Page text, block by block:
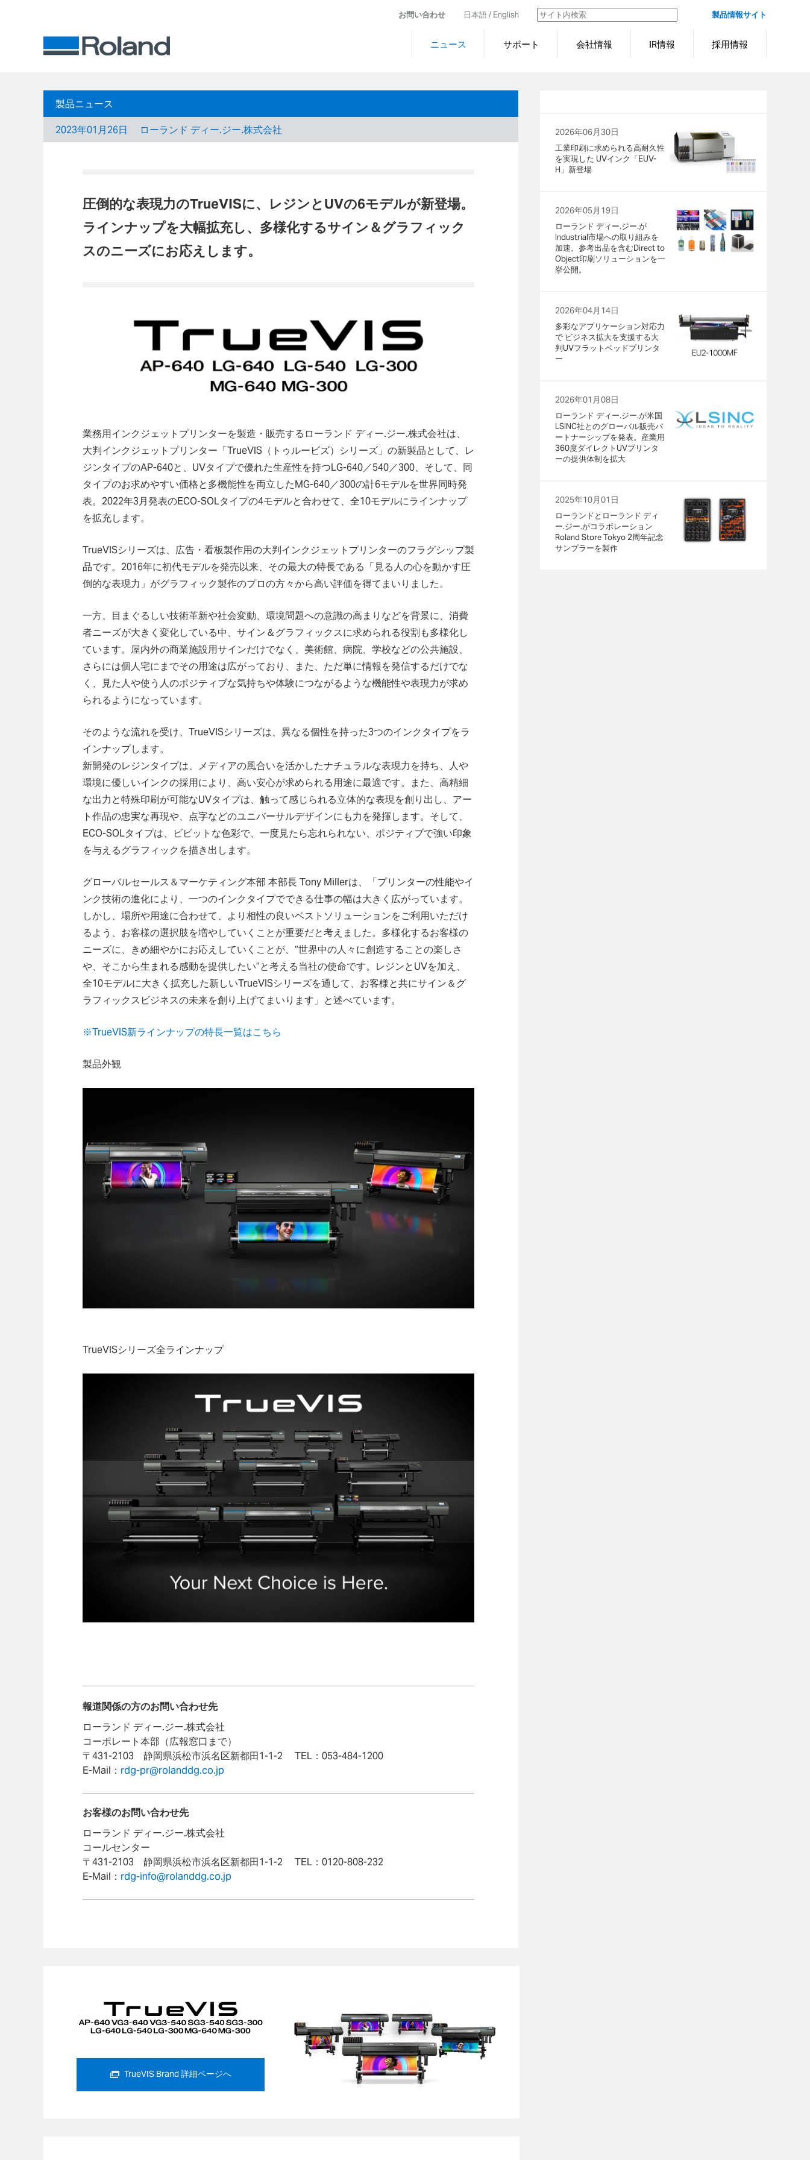
お問い合わせ 日本語 / English 製品情報サイト
ニュース サポート 会社情報 IR情報 採用情報
製品ニュース
2023年01月26日 ローランド ディー.ジー.株式会社
圧倒的な表現力のTrueVISに、レジンとUVの6モデルが新登場。
ラインナップを大幅拡充し、多様化するサイン＆グラフィック
スのニーズにお応えします。
業務用インクジェットプリンターを製造・販売するローランド ディー.ジー.株式会社は、
大判インクジェットプリンター「TrueVIS（トゥルービズ）シリーズ」の新製品として、レ
ジンタイプのAP-640と、UVタイプで優れた生産性を持つLG-640／540／300、そして、同
タイプのお求めやすい価格と多機能性を両立したMG-640／300の計6モデルを世界同時発
表。2022年3月発表のECO-SOLタイプの4モデルと合わせて、全10モデルにラインナップ
を拡充します。
TrueVISシリーズは、広告・看板製作用の大判インクジェットプリンターのフラグシップ製
品です。2016年に初代モデルを発売以来、その最大の特長である「見る人の心を動かす圧
倒的な表現力」がグラフィック製作のプロの方々から高い評価を得てまいりました。
一方、目まぐるしい技術革新や社会変動、環境問題への意識の高まりなどを背景に、消費
者ニーズが大きく変化している中、サイン＆グラフィックスに求められる役割も多様化し
ています。屋内外の商業施設用サインだけでなく、美術館、病院、学校などの公共施設、
さらには個人宅にまでその用途は広がっており、また、ただ単に情報を発信するだけでな
く、見た人や使う人のポジティブな気持ちや体験につながるような機能性や表現力が求め
られるようになっています。
そのような流れを受け、TrueVISシリーズは、異なる個性を持った3つのインクタイプをラ
インナップします。
新開発のレジンタイプは、メディアの風合いを活かしたナチュラルな表現力を持ち、人や
環境に優しいインクの採用により、高い安心が求められる用途に最適です。また、高精細
な出力と特殊印刷が可能なUVタイプは、触って感じられる立体的な表現を創り出し、アー
ト作品の忠実な再現や、点字などのユニバーサルデザインにも力を発揮します。そして、
ECO-SOLタイプは、ビビットな色彩で、一度見たら忘れられない、ポジティブで強い印象
を与えるグラフィックを描き出します。
グローバルセールス＆マーケティング本部 本部長 Tony Millerは、「プリンターの性能やイ
ンク技術の進化により、一つのインクタイプでできる仕事の幅は大きく広がっています。
しかし、場所や用途に合わせて、より相性の良いベストソリューションをご利用いただけ
るよう、お客様の選択肢を増やしていくことが重要だと考えました。多様化するお客様の
ニーズに、きめ細やかにお応えしていくことが、“世界中の人々に創造することの楽しさ
や、そこから生まれる感動を提供したい”と考える当社の使命です。レジンとUVを加え、
全10モデルに大きく拡充した新しいTrueVISシリーズを通して、お客様と共にサイン＆グ
ラフィックスビジネスの未来を創り上げてまいります」と述べています。
※TrueVIS新ラインナップの特長一覧はこちら
製品外観
TrueVISシリーズ全ラインナップ
報道関係の方のお問い合わせ先
ローランド ディー.ジー.株式会社
コーポレート本部（広報窓口まで）
〒431-2103 静岡県浜松市浜名区新都田1-1-2 TEL：053-484-1200
E-Mail： rdg-pr@rolanddg.co.jp
お客様のお問い合わせ先
ローランド ディー.ジー.株式会社
コールセンター
〒431-2103 静岡県浜松市浜名区新都田1-1-2 TEL：0120-808-232
E-Mail： rdg-info@rolanddg.co.jp
TrueVIS Brand 詳細ページへ
2026年06月30日
工業印刷に求められる高耐久性
を実現した UVインク「EUV-
H」新登場
2026年05月19日
ローランド ディー.ジー.が
Industrial市場への取り組みを
加速。参考出品を含むDirect to
Object印刷ソリューションを一
挙公開。
2026年04月14日
多彩なアプリケーション対応力
で ビジネス拡大を支援する大
判UVフラットベッドプリンタ
ー
2026年01月08日
ローランド ディー.ジー.が米国
LSINC社とのグローバル販売パ
ートナーシップを発表。産業用
360度ダイレクトUVプリンタ
ーの提供体制を拡大
2025年10月01日
ローランドとローランド ディ
ー.ジー.がコラボレーション
Roland Store Tokyo 2周年記念
サンプラーを製作